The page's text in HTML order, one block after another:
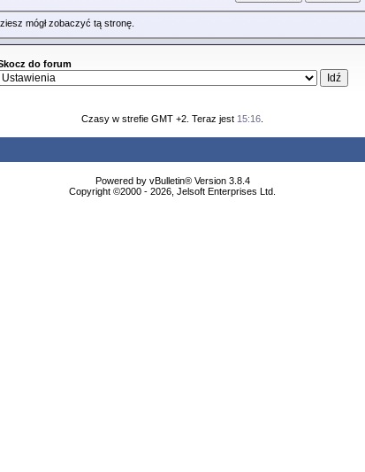
mógł zobaczyć tą stronę.
do forum
Czasy w strefie GMT +2. Teraz jest 15:16
Powered by vBulletin® Version 3.8.4
Copyright ©2000 - 2026, Jelsoft Enterprises Ltd.